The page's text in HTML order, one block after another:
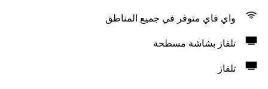
واي فاي متوفر في جميع المناطق
تلفاز بشاشة مسطحة
تلفاز